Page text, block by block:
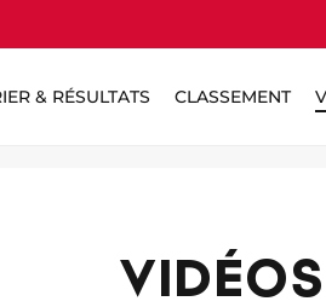
& RÉSULTATS CLASSEMENT